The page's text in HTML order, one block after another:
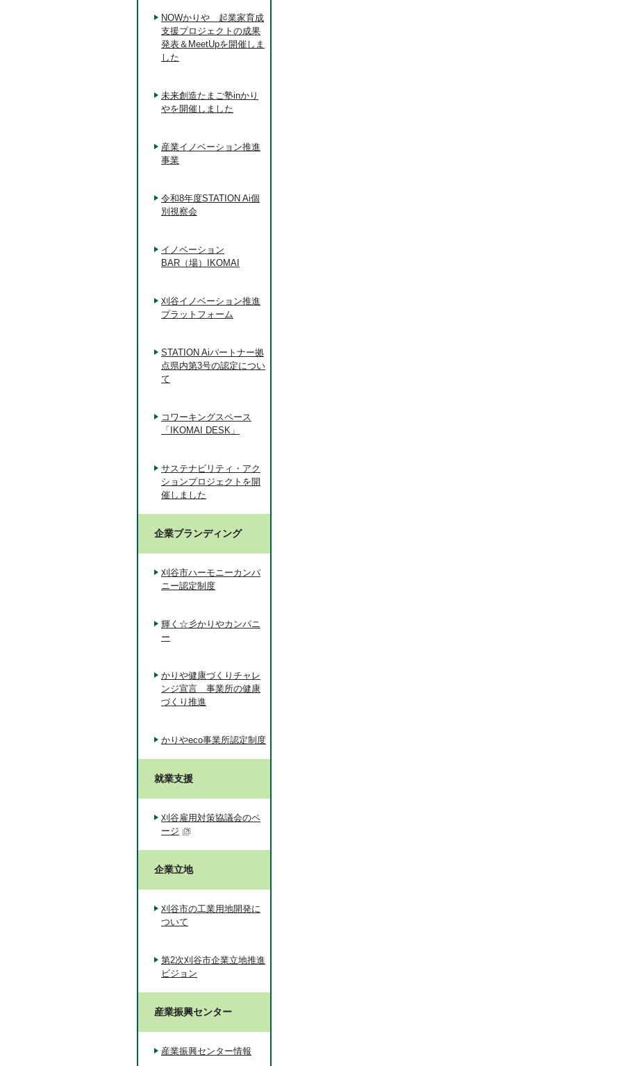
NOWかりや 起業家育成
支援プロジェクトの成果
発表＆MeetUpを開催しま
した
未来創造たまご塾inかり
やを開催しました
産業イノベーション推進
事業
令和8年度STATION Ai個
別視察会
イノベーション
BAR（場）IKOMAI
刈谷イノベーション推進
プラットフォーム
STATION Aiパートナー拠
点県内第3号の認定につい
て
コワーキングスペース
「IKOMAI DESK」
サステナビリティ・アク
ションプロジェクトを開
催しました
企業ブランディング
刈谷市ハーモニーカンパ
ニー認定制度
輝く☆彡かりやカンパニ
ー
かりや健康づくりチャレ
ンジ宣言 事業所の健康
づくり推進
かりやeco事業所認定制度
就業支援
刈谷雇用対策協議会のペ
ージ
企業立地
刈谷市の工業用地開発に
ついて
第2次刈谷市企業立地推進
ビジョン
産業振興センター
産業振興センター情報